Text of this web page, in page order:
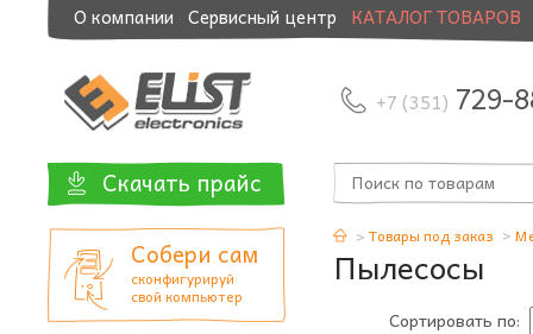
О компании Сервисный центр КАТАЛОГ ТОВАРОВ
+7 (351) 729-
Скачать прайс
Собери сам
сконфигурируй
свой компьютер
Товары под заказ
Пылесосы
Сортировать по: